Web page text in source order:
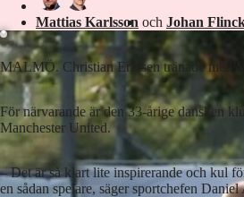
Mattias Karlsson och Johan
MALMÖ. Christian Eriksen tränade med
För närvarande är den 33-årige dansken
Manchester United.
–⁠ Det är så klart lite inspirerande och kul
en sådan spelare, säger sportchefen Daniel